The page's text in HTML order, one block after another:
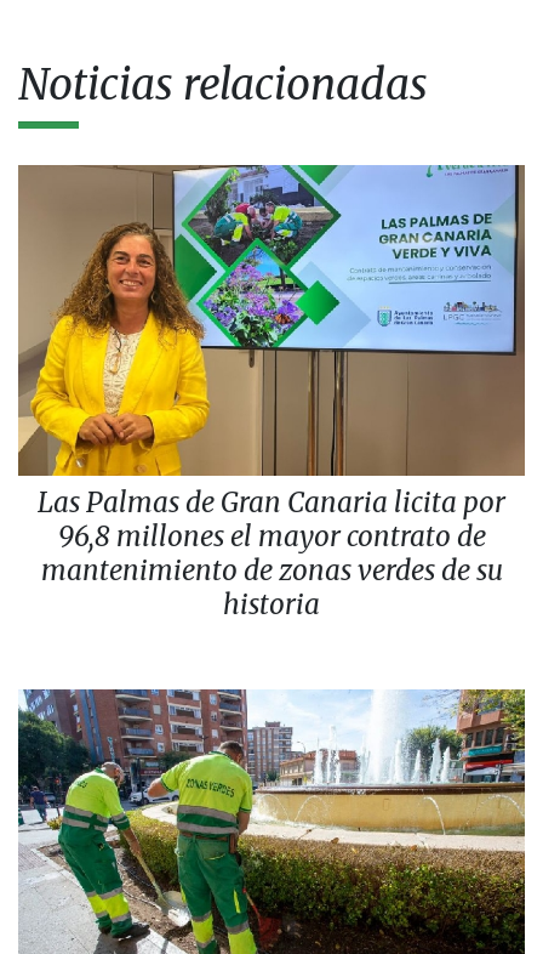
Noticias relacionadas
Las Palmas de Gran Canaria licita por
96,8 millones el mayor contrato de
mantenimiento de zonas verdes de su
historia